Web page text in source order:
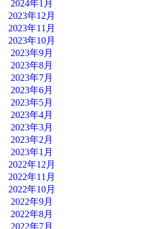
2024年1月
2023年12月
2023年11月
2023年10月
2023年9月
2023年8月
2023年7月
2023年6月
2023年5月
2023年4月
2023年3月
2023年2月
2023年1月
2022年12月
2022年11月
2022年10月
2022年9月
2022年8月
2022年7月